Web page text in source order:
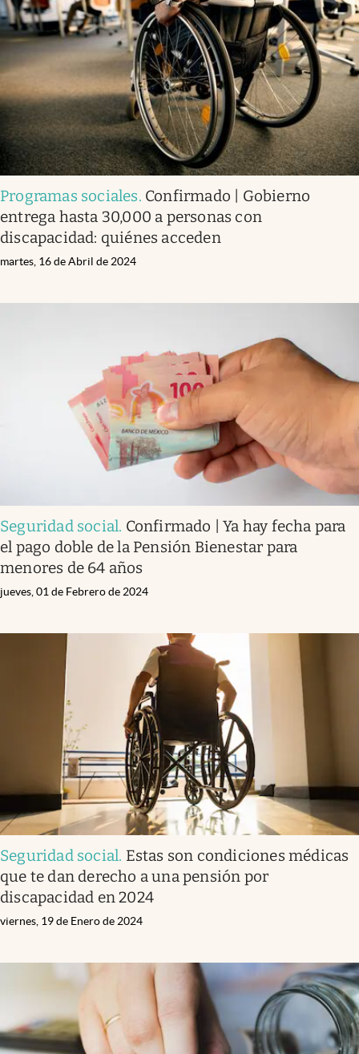
Programas sociales. Confirmado | Gobierno
entrega hasta 30,000 a personas con
discapacidad: quiénes acceden
martes, 16 de Abril de 2024
Seguridad social. Confirmado | Ya hay fecha para
el pago doble de la Pensión Bienestar para
menores de 64 años
jueves, 01 de Febrero de 2024
Seguridad social. Estas son condiciones médicas
que te dan derecho a una pensión por
discapacidad en 2024
viernes, 19 de Enero de 2024